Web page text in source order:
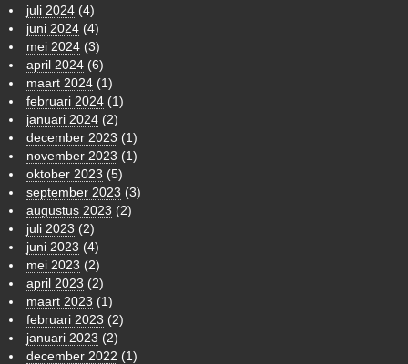
juli 2024 (4)
juni 2024 (4)
mei 2024 (3)
april 2024 (6)
maart 2024 (1)
februari 2024 (1)
januari 2024 (2)
december 2023 (1)
november 2023 (1)
oktober 2023 (5)
september 2023 (3)
augustus 2023 (2)
juli 2023 (2)
juni 2023 (4)
mei 2023 (2)
april 2023 (2)
maart 2023 (1)
februari 2023 (2)
januari 2023 (2)
december 2022 (1)